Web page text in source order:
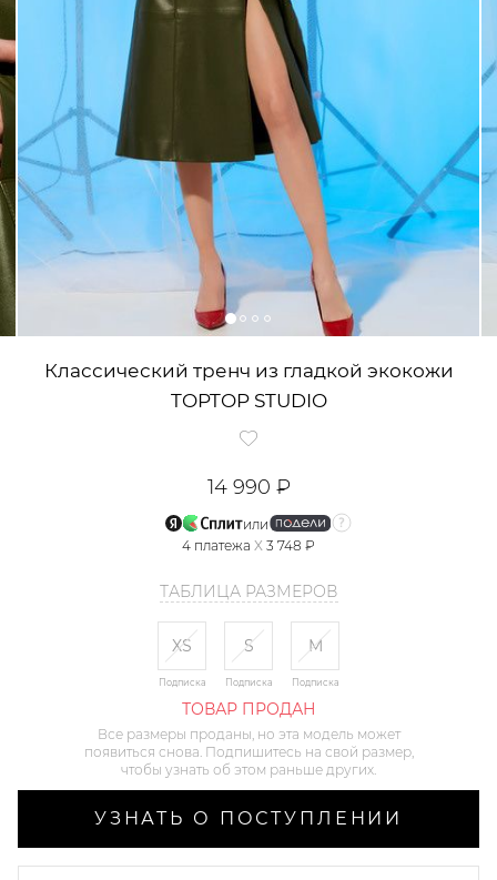
Классический тренч из гладкой экокожи
TOPTOP STUDIO
14 990 ₽
или
4 платежа X 3 748 ₽
ТАБЛИЦА РАЗМЕРОВ
XS
Подписка
S
Подписка
M
Подписка
ТОВАР ПРОДАН
Все размеры проданы, но эта модель может
появиться снова. Подпишитесь на свой размер,
чтобы узнать об этом раньше других.
УЗНАТЬ О ПОСТУПЛЕНИИ